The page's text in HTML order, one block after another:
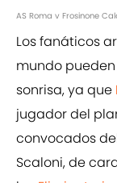
AS Roma v Frosinone
Los fanáticos
mundo
sonrisa, ya que
jugador del
convocados
Scaloni, de